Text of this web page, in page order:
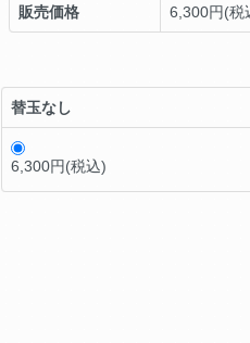
販売価格 6,300円(税
替玉なし
6,300円(税込)